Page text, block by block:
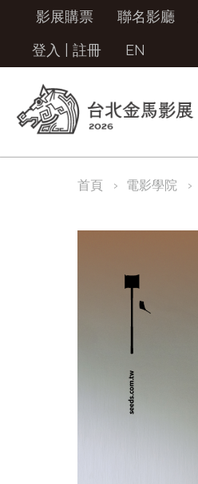
影展購票 聯名影廳
登入
註冊 EN
首頁 電影學院